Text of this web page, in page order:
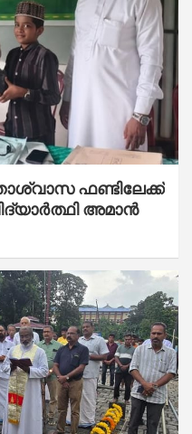
ഫണ്ടിലേക്ക്
അമാൻ